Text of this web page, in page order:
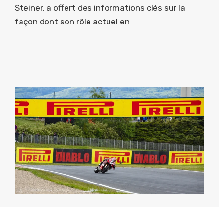
Steiner, a offert des informations clés sur la
façon dont son rôle actuel en